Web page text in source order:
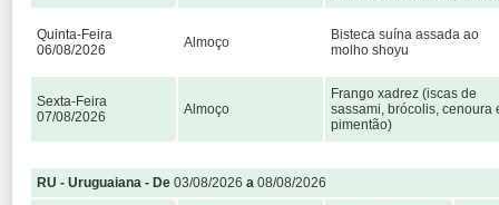
Quinta-Feira
06/08/2026
Almoço
Bisteca suína assada ao
molho shoyu
Sexta-Feira
07/08/2026
Almoço
Frango xadrez (iscas de
sassami, brócolis, cenoura
pimentão)
RU - Uruguaiana - De 03/08/2026 a 08/08/2026